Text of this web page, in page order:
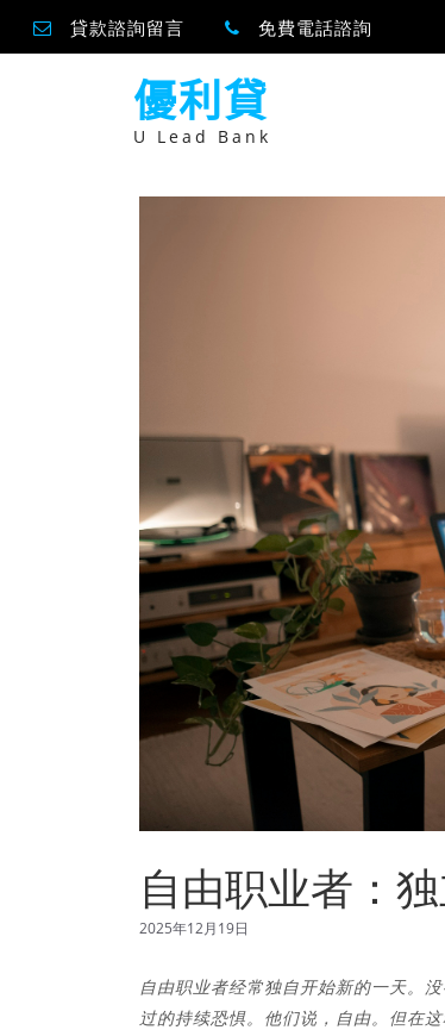
貸款諮詢留言 免費電話諮詢
優利貸
U Lead Bank
自由职业者：
2025年12月19日
自由职业者经常独自开始新的一天。
过的持续恐惧。他们说，自由。但在